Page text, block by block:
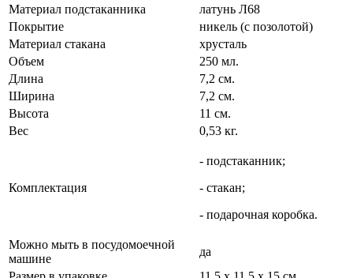
Материал подстаканника
латунь Л68
Покрытие
никель (с позолотой)
Материал стакана
хрусталь
Объем
250 мл.
Длина
7,2 см.
Ширина
7,2 см.
Высота
11 см.
Вес
0,53 кг.
Комплектация
- подстаканник;
- стакан;
- подарочная коробка.
Можно мыть в посудомоечной
машине
да